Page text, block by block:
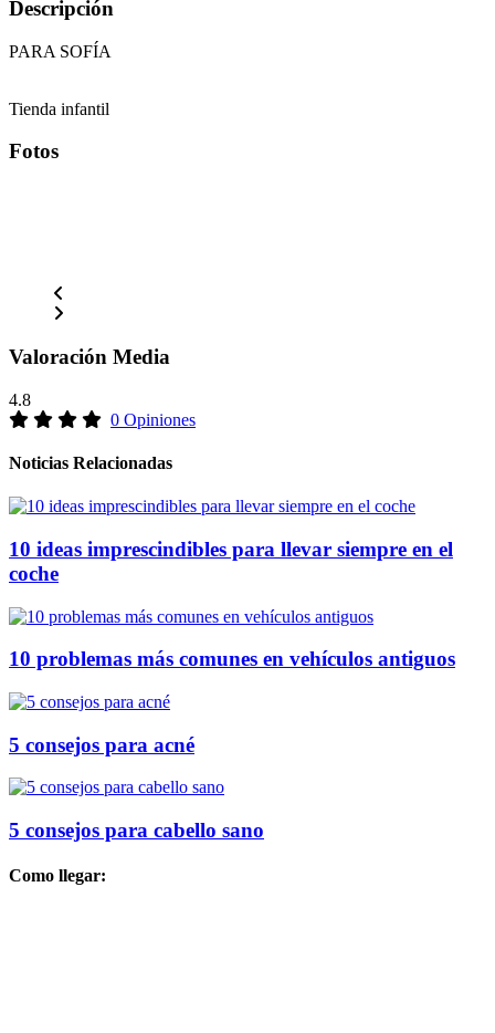
Descripción
PARA SOFÍA
Tienda infantil
Fotos
Valoración Media
4.8
0 Opiniones
Noticias Relacionadas
10 ideas imprescindibles para llevar siempre en el
coche
10 problemas más comunes en vehículos antiguos
5 consejos para acné
5 consejos para cabello sano
Como llegar: